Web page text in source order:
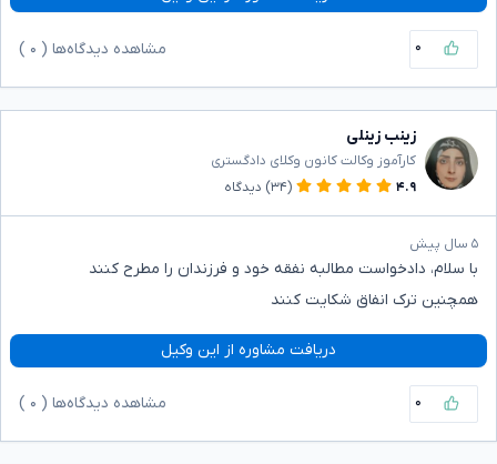
۰ مشاهده دیدگاه‌ها ( ۰
زینب زینلی
کارآموز وکالت کانون وکلای دادگستری
۴.۹
(۳۴) دیدگاه
۵ سال پیش
با سلام، دادخواست مطالبه نفقه خود و فرزندان را مطرح کنند
همچنین ترک انفاق شکایت کنند
دریافت مشاوره از این وکیل
۰ مشاهده دیدگاه‌ها ( ۰